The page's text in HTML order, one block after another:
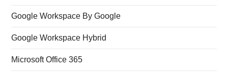
Google Workspace By Google
Google Workspace Hybrid
Microsoft Office 365